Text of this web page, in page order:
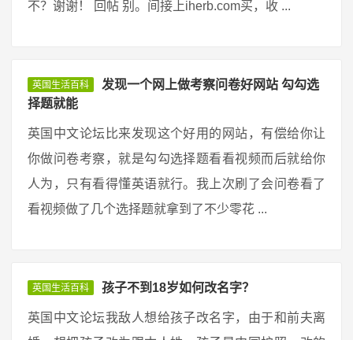
不？谢谢！ 回帖 别。间接上iherb.com买，收 ...
英国生活百科
发现一个网上做考察问卷好网站 勾勾选
择题就能
英国中文论坛比来发现这个好用的网站，有偿给你让
你做问卷考察，就是勾勾选择题看看视频而后就给你
人为，只有看得懂英语就行。我上次刷了会问卷看了
看视频做了几个选择题就拿到了不少零花 ...
英国生活百科 孩子不到18岁如何改名字？
英国中文论坛我敌人想给孩子改名字，由于和前夫离